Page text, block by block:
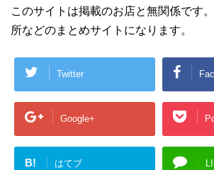
このサイトは掲載のお店と無関係です
所などのまとめサイトになります。
Twitter
Google+
B! はてブ